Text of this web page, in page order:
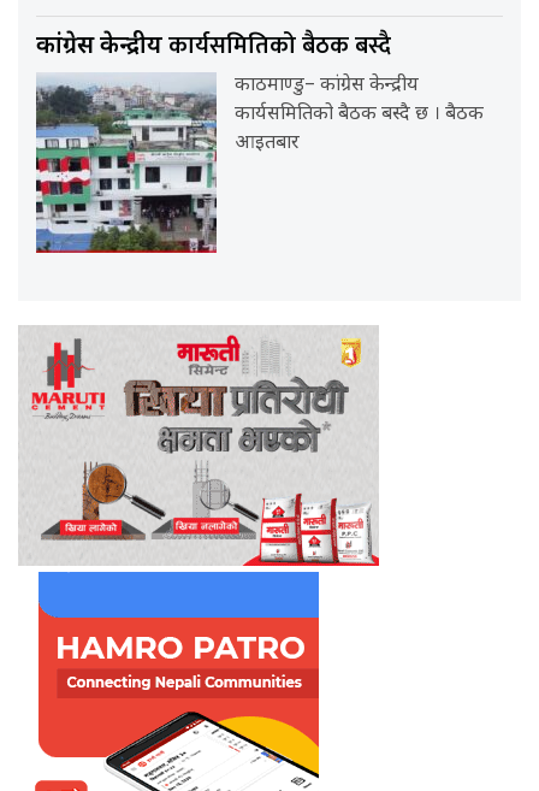
कांग्रेस केन्द्रीयकार्यसमितिको बैठक बस्दै
काठमाण्डु– कांग्रेस केन्द्रीय
कार्यसमितिको बैठक बस्दै छ । बैठक
आइतबार